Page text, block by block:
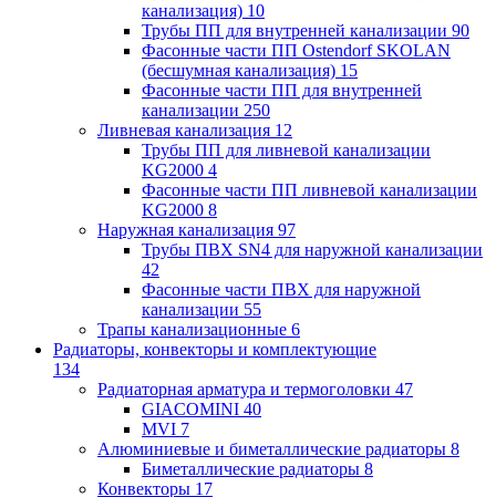
канализация) 10
Трубы ПП для внутренней канализации 90
Фасонные части ПП Ostendorf SKOLAN
(бесшумная канализация) 15
Фасонные части ПП для внутренней
канализации 250
Ливневая канализация 12
Трубы ПП для ливневой канализации
KG2000 4
Фасонные части ПП ливневой канализации
KG2000 8
Наружная канализация 97
Трубы ПВХ SN4 для наружной канализации
42
Фасонные части ПВХ для наружной
канализации 55
Трапы канализационные 6
Радиаторы, конвекторы и комплектующие
134
Радиаторная арматура и термоголовки 47
GIACOMINI 40
MVI 7
Алюминиевые и биметаллические радиаторы 8
Биметаллические радиаторы 8
Конвекторы 17